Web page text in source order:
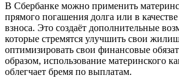
В Сбербанке можно применить
прямого погашения долга или в
взноса. Это создаёт дополнительные
которые стремятся улучшить свои
оптимизировать свои финансовые
образом, использование материнского
облегчает бремя по выплатам.